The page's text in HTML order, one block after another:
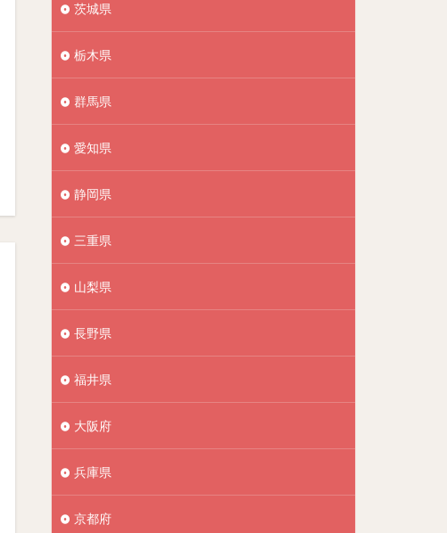
茨城県
栃木県
群馬県
愛知県
静岡県
三重県
山梨県
長野県
福井県
大阪府
兵庫県
京都府